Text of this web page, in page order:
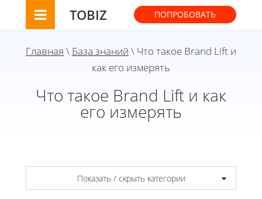
TOBIZ ПОПРОБОВАТЬ
Главная \ База знаний \ Что такое Brand Lift и
как его измерять
Что такое Brand Lift и как
его измерять
Показать / скрыть категории